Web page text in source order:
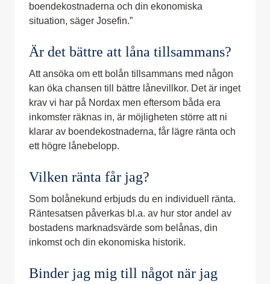
boendekostnaderna och din ekonomiska
situation, säger Josefin.”
Är det bättre att låna tillsammans?
Att ansöka om ett bolån tillsammans med någon
kan öka chansen till bättre lånevillkor. Det är inget
krav vi har på Nordax men eftersom båda era
inkomster räknas in, är möjligheten större att ni
klarar av boendekostnaderna, får lägre ränta och
ett högre lånebelopp.
Vilken ränta får jag?
Som bolånekund erbjuds du en individuell ränta.
Räntesatsen påverkas bl.a. av hur stor andel av
bostadens marknadsvärde som belånas, din
inkomst och din ekonomiska historik.
Binder jag mig till något när jag